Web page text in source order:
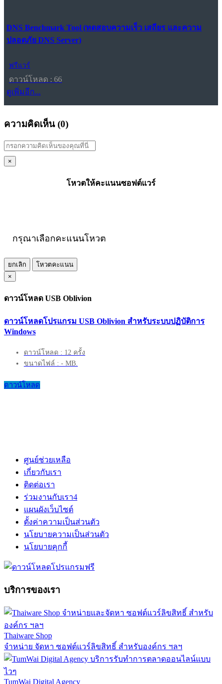
DNS Benchmark Tool (ทดสอบความเร็ว เสถียร และความ
ปลอดภัย DNS Server)
ฟรีแวร์
ดาวน์โหลด : 66
ดูเพิ่มอีก...
ความคิดเห็น (0)
×
โหวตให้คะแนนซอฟต์แวร์
กรุณาเลือกคะแนนโหวต
ยกเลิก
โหวตคะแนน
×
ดาวน์โหลด USB Oblivion
ดาวน์โหลดโปรแกรม USB Oblivion สำหรับระบบปฏิบัติการ
Windows
ดาวน์โหลด : 12 ครั้ง
ขนาดไฟล์ : - MB.
ดาวน์โหลด
ศูนย์ช่วยเหลือ
เกี่ยวกับเรา
ติดต่อเรา
ร่วมงานกับเรา4
แผนผังเว็บไซต์
ตั้งค่าความเป็นส่วนตัว
นโยบายความเป็นส่วนตัว
นโยบายคุกกี้
บริการของเรา
Thaiware Shop
จำหน่าย จัดหา ซอฟต์แวร์ลิขสิทธิ์ สำหรับองค์กร ฯลฯ
TumWai Digital Agency